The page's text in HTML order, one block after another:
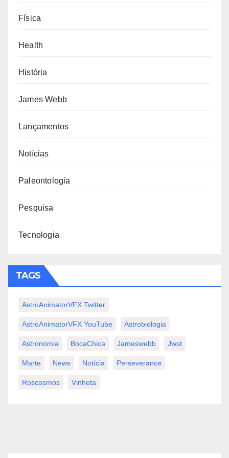
Física
Health
História
James Webb
Lançamentos
Notícias
Paleontologia
Pesquisa
Tecnologia
TAGS
AstroAnimatorVFX Twitter
AstroAnimatorVFX YouTube Astrobiologia
Astronomia BocaChica Jameswebb Jwst
Marte News Notícia Perseverance
Roscosmos Vinheta